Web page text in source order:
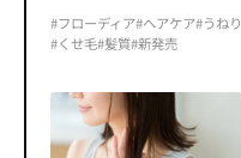
#フローディア#ヘアケア#うねり
#くせ毛#髪質#新発売